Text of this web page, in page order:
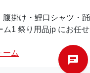
掛け・鯉口シャツ・踊
ム1 祭り用品jp にお任せ
ーム